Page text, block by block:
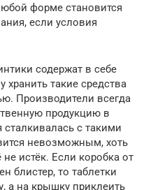
форме становится
если условия
содержат в себе
такие средства
Производители всегда
продукцию в
с такими
невозможным, хоть
истёк. Если коробка от
блистер, то таблетки
а на крышку приклеить